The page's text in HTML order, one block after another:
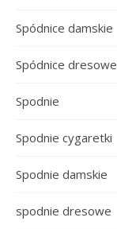
Spódnice damskie
Spódnice dresowe
Spodnie
Spodnie cygaretki
Spodnie damskie
spodnie dresowe